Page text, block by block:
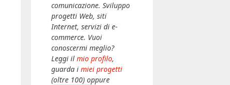
comunicazione. Sviluppo
progetti Web, siti
Internet, servizi di e-
commerce. Vuoi
conoscermi meglio?
Leggi il mio profilo,
guarda i miei progetti
(oltre 100) oppure